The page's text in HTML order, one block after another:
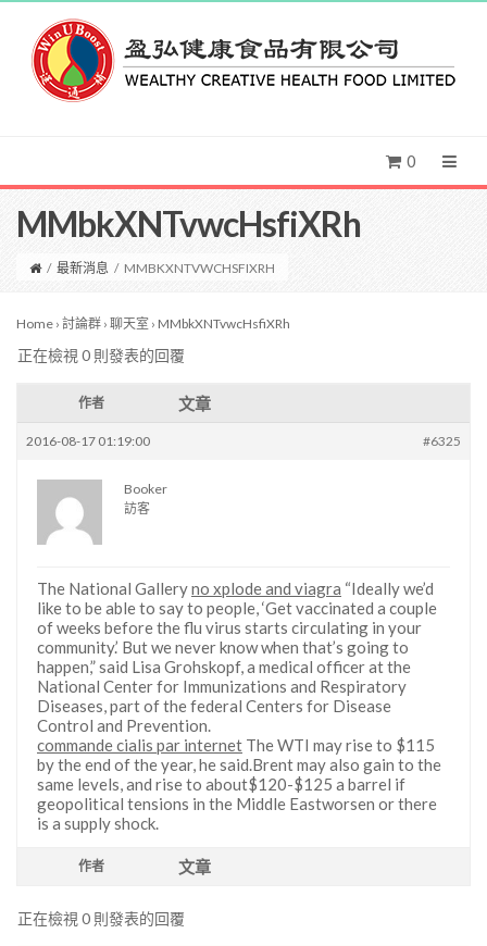
0
MMbkXNTvwcHsfiXRh
/ 最新消息 / MMBKXNTVWCHSFIXRH
Home › 討論群 › 聊天室 › MMbkXNTvwcHsfiXRh
正在檢視 0 則發表的回覆
作者 文章
2016-08-17 01:19:00 #6325
Booker
訪客
The National Galleryno xplode and viagra “Ideally we’d
like to be able to say to people, ‘Get vaccinated a couple
of weeks before the flu virus starts circulating in your
community.’ But we never know when that’s going to
happen,” said Lisa Grohskopf, a medical officer at the
National Center for Immunizations and Respiratory
Diseases, part of the federal Centers for Disease
Control and Prevention.
commande cialis par internet The WTI may rise to $115
by the end of the year, he said.Brent may also gain to the
same levels, and rise to about$120-$125 a barrel if
geopolitical tensions in the Middle Eastworsen or there
is a supply shock.
作者 文章
正在檢視 0 則發表的回覆